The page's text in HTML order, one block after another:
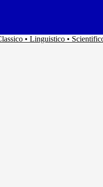
• Linguistico •